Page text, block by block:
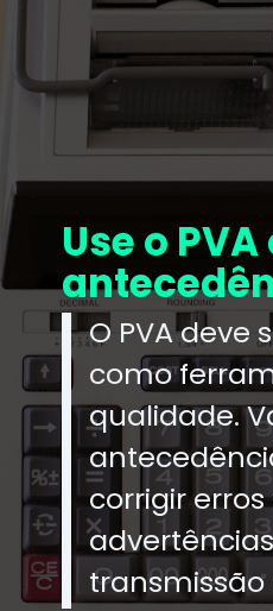
Use o
O PVA deve
como
qualidade.
corrigir erros
transmissão